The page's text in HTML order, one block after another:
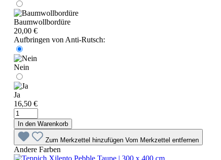
Baumwollbordüre
20,00 €
Aufbringen von Anti-Rutsch:
Nein
Ja
16,50 €
In den Warenkorb
Zum Merkzettel hinzufügen Vom Merkzettel entfernen
Andere Farben